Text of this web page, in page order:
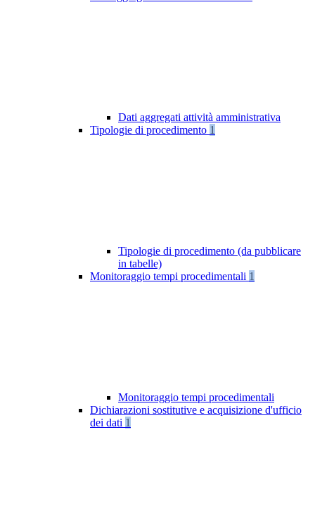
Dati aggregati attività amministrativa
Tipologie di procedimento 1
Tipologie di procedimento (da pubblicare
in tabelle)
Monitoraggio tempi procedimentali 1
Monitoraggio tempi procedimentali
Dichiarazioni sostitutive e acquisizione d'ufficio
dei dati 1